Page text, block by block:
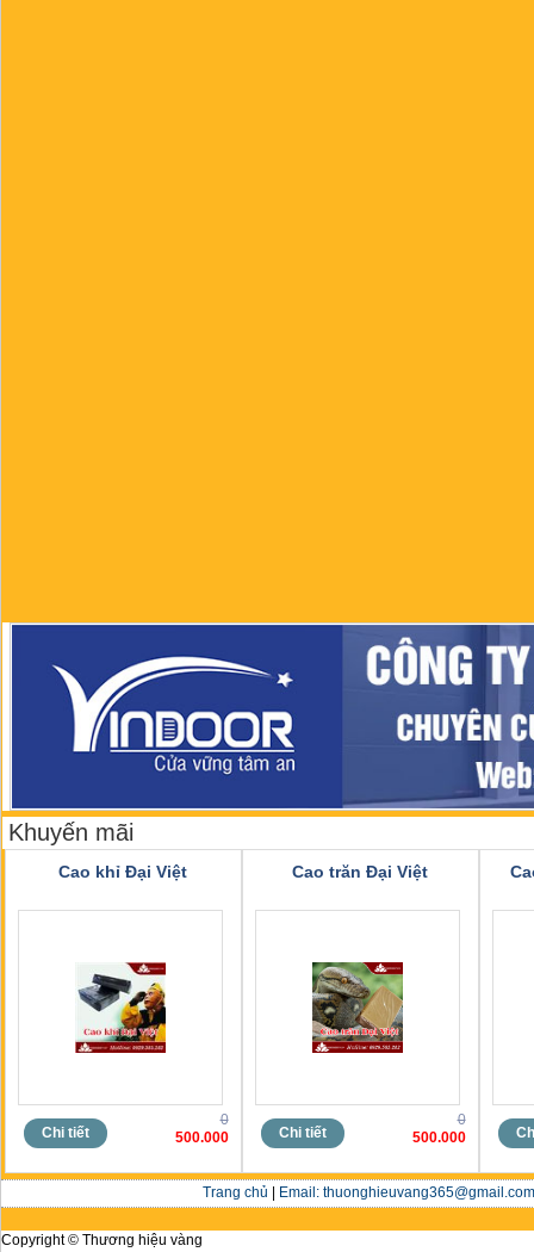
Khuyến mãi
Cao khỉ Đại Việt
Chi tiết
0
500.000
Cao trăn Đại Việt
Chi tiết
0
500.000
Trang chủ Email:
Copyright © Thương hiệu vàng